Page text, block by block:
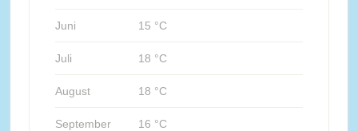
Juni 15 °C
Juli 18 °C
August 18 °C
September 16 °C